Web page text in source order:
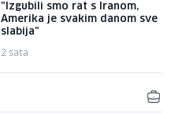
"Izgubili smo rat s Iranom,
Amerika je svakim danom sve
slabija"
2 sata